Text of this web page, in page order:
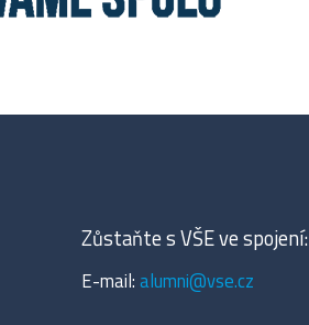
Zůstaňte s VŠE ve spojení:
E-mail: alumni@vse.cz